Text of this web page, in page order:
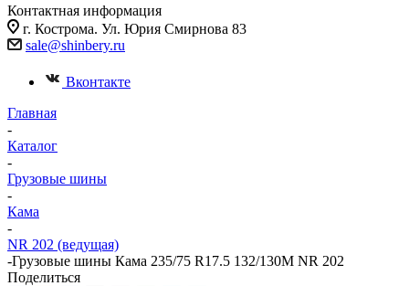
Контактная информация
г. Кострома. Ул. Юрия Смирнова 83
sale@shinbery.ru
Вконтакте
Главная
-
Каталог
-
Грузовые шины
-
Кама
-
NR 202 (ведущая)
-Грузовые шины Кама 235/75 R17.5 132/130M NR 202
Поделиться